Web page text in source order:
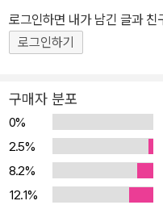
의지》를 장기간 준비했으나
체는 1889년 1월 3일 이탈리
어머니와 함께 예나에서 거주
죽었다.
로그인하면 내가 남긴 글과
로그인하기
구매자 분포
0%
2.5%
8.2%
12.1%